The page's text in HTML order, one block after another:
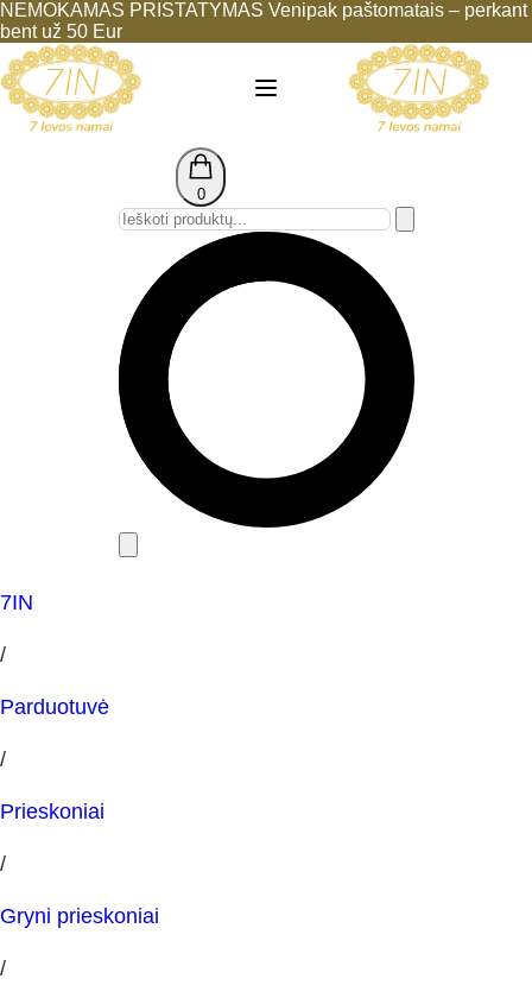
NEMOKAMAS PRISTATYMAS Venipak paštomatais – perkant
bent už 50 Eur
0
7IN
/
Parduotuvė
/
Prieskoniai
/
Gryni prieskoniai
/